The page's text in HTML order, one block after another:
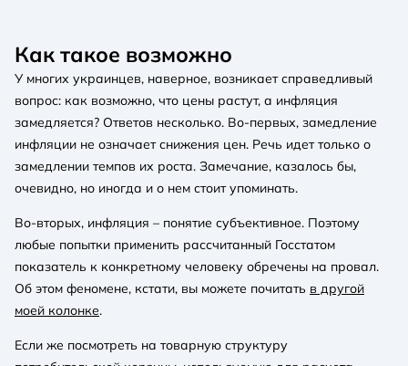
Как такое возможно
У многих украинцев, наверное, возникает справедливый
вопрос: как возможно, что цены растут, а инфляция
замедляется? Ответов несколько. Во-первых, замедление
инфляции не означает снижения цен. Речь идет только о
замедлении темпов их роста. Замечание, казалось бы,
очевидно, но иногда и о нем стоит упоминать.
Во-вторых, инфляция – понятие субъективное. Поэтому
любые попытки применить рассчитанный Госстатом
показатель к конкретному человеку обречены на провал.
Об этом феномене, кстати, вы можете почитать в другой
моей колонке.
Если же посмотреть на товарную структуру